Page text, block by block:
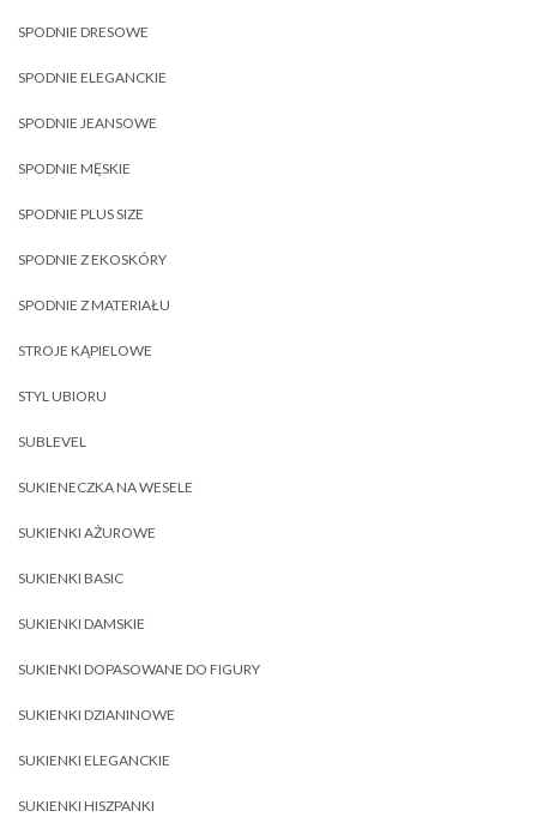
SPODNIE DRESOWE
SPODNIE ELEGANCKIE
SPODNIE JEANSOWE
SPODNIE MĘSKIE
SPODNIE PLUS SIZE
SPODNIE Z EKOSKÓRY
SPODNIE Z MATERIAŁU
STROJE KĄPIELOWE
STYL UBIORU
SUBLEVEL
SUKIENECZKA NA WESELE
SUKIENKI AŻUROWE
SUKIENKI BASIC
SUKIENKI DAMSKIE
SUKIENKI DOPASOWANE DO FIGURY
SUKIENKI DZIANINOWE
SUKIENKI ELEGANCKIE
SUKIENKI HISZPANKI